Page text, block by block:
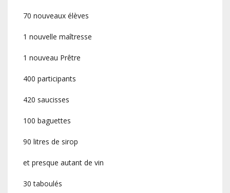
70 nouveaux élèves
1 nouvelle maîtresse
1 nouveau Prêtre
400 participants
420 saucisses
100 baguettes
90 litres de sirop
et presque autant de vin
30 taboulés